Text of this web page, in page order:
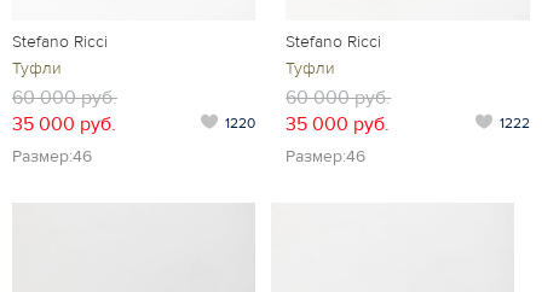
Stefano Ricci
Туфли
60 000 руб.
35 000 руб.
1220
Размер:46
Stefano Ricci
Туфли
60 000 руб.
35 000 руб.
1222
Размер:46